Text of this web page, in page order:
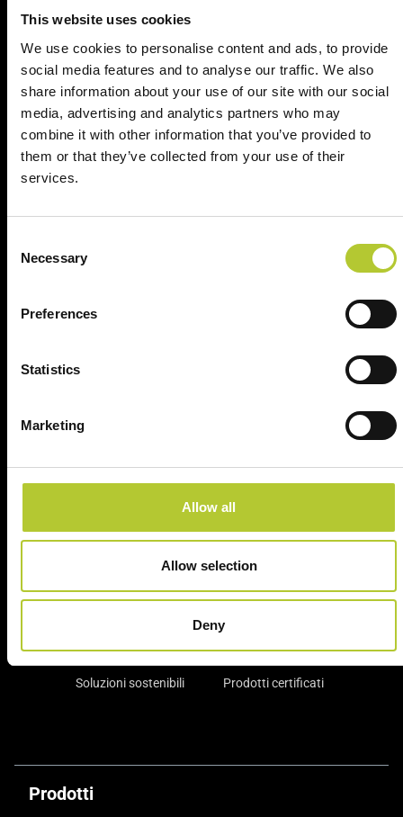
This website uses cookies
We use cookies to personalise content and ads, to provide
social media features and to analyse our traffic. We also
share information about your use of our site with our social
media, advertising and analytics partners who may
combine it with other information that you’ve provided to
them or that they’ve collected from your use of their
services.
Selection
Necessary
Preferences
Statistics
Marketing
Allow all
Allow selection
Deny
Richiedi il tuo preventivo in 2 minuti
Il tuo nome, cognome e l'indirizzo del tuo progetto
Nome e cognome
Cognome
Continua
Ci prendiamo cura dei nostri clienti
Un'esperienza
consolidata nel tempo
+ di 170 Maestri
Serramentisti Domal
Soluzioni sostenibili Prodotti certificati
Prodotti